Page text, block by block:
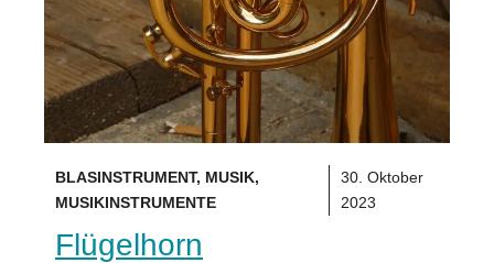
BLASINSTRUMENT, MUSIK,
MUSIKINSTRUMENTE
30. Oktober
2023
Flügelhorn